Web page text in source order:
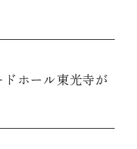
ドホール東光寺が